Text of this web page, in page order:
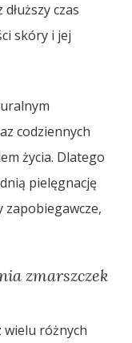
czas
skóry i jej
codziennych
życia. Dlatego
pielęgnację
zmarszczek
wielu różnych